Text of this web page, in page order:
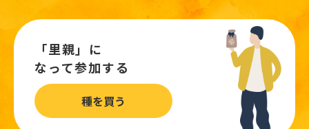
「里親」に
なって参加する
種を買う